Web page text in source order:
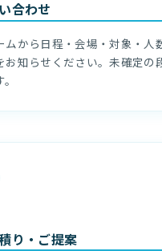
合わせ
ムから日程・会場・対象・人
お知らせください。未確定の
り・ご提案